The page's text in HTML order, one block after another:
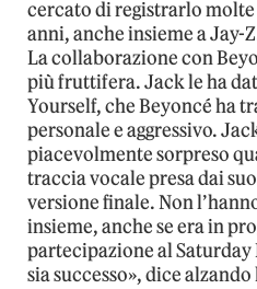
cercato di registrarlo
anni, anche insieme a Jay-
La collaborazione con
più fruttifera. Jack le ha
Yourself, che Beyoncé ha
personale e aggressivo.
piacevolmente sorpreso
traccia vocale presa dai
versione finale. Non
insieme, anche se era in
partecipazione al Saturday
sia successo», dice alzando